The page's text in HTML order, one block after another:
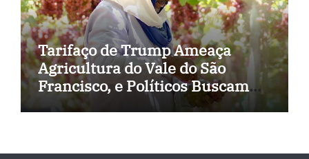
Tarifaço de Trump Ameaça
Agricultura do Vale do São
Francisco, e Políticos Buscam
Soluções